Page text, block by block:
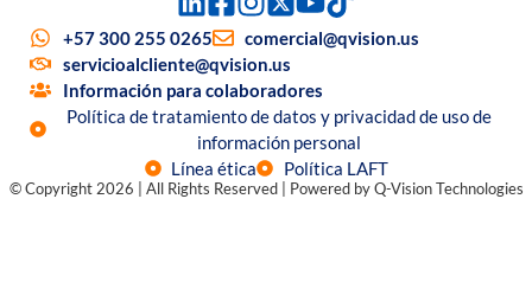
+57 300 255 0265
comercial@qvision.us
servicioalcliente@qvision.us
Información para colaboradores
Política de tratamiento de datos y privacidad de uso de
información personal
Línea ética
Política LAFT
© Copyright 2026 | All Rights Reserved | Powered by Q-Vision Technologies